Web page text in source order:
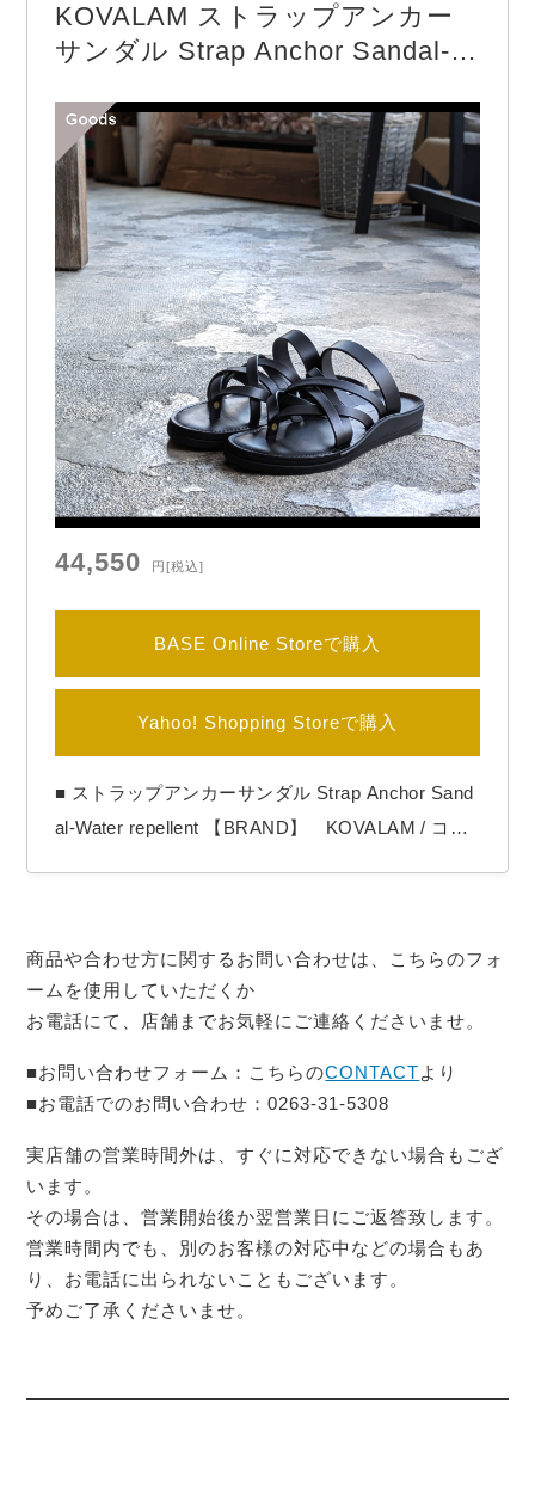
シルバーの塊を溶かす工程からの手…
KOVALAM ストラップアンカー
サンダル Strap Anchor Sandal-W
44,550 円 [税込]
BASE Online Storeで購入
Yahoo! Shopping Storeで購入
■ ストラップアンカーサンダル Strap Anchor Sand
al-Water repellent 【BRAND】 KOVALAM / コバ
使用。 ARKE社は古代トスカーナの伝統技法…
商品や合わせ方に関するお問い合わせは、こちらのフォ
ームを使用していただくか
お電話にて、店舗までお気軽にご連絡くださいませ。
■お問い合わせフォーム：こちらのCONTACTより
■お電話でのお問い合わせ：0263-31-5308
実店舗の営業時間外は、すぐに対応できない場合もござ
います。
その場合は、営業開始後か翌営業日にご返答致します。
営業時間内でも、別のお客様の対応中などの場合もあ
り、お電話に出られないこともございます。
予めご了承くださいませ。